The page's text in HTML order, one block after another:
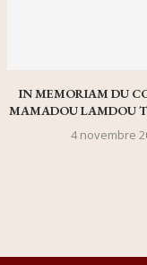
IN MEMORIAM DU
MAMADOU LAMDOU
4 novembre